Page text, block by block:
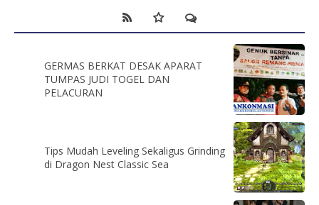
GERMAS BERKAT DESAK APARAT
TUMPAS JUDI TOGEL DAN
PELACURAN
Tips Mudah Leveling Sekaligus Grinding
di Dragon Nest Classic Sea